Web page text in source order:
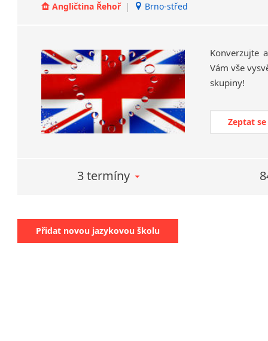
Angličtina Řehoř | Brno-střed
Konverzujte
Vám vše
skupiny!
Zeptat
3 termíny
Přidat novou jazykovou školu